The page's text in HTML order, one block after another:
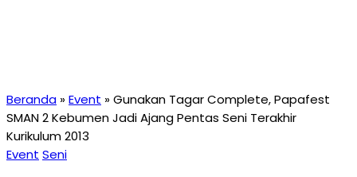
Beranda »Event »Gunakan Tagar Complete, Papafest
SMAN 2 Kebumen Jadi Ajang Pentas Seni Terakhir
Kurikulum 2013
Event Seni